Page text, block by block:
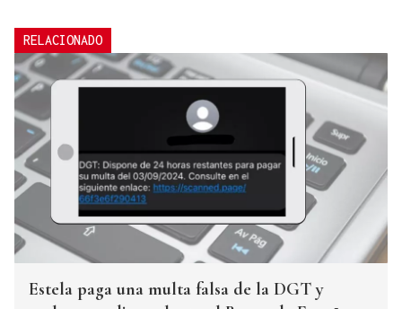
RELACIONADO
Estela paga una multa falsa de la DGT y